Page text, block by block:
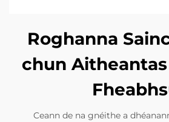
Roghanna
chun
Ceann de na gnéithe a